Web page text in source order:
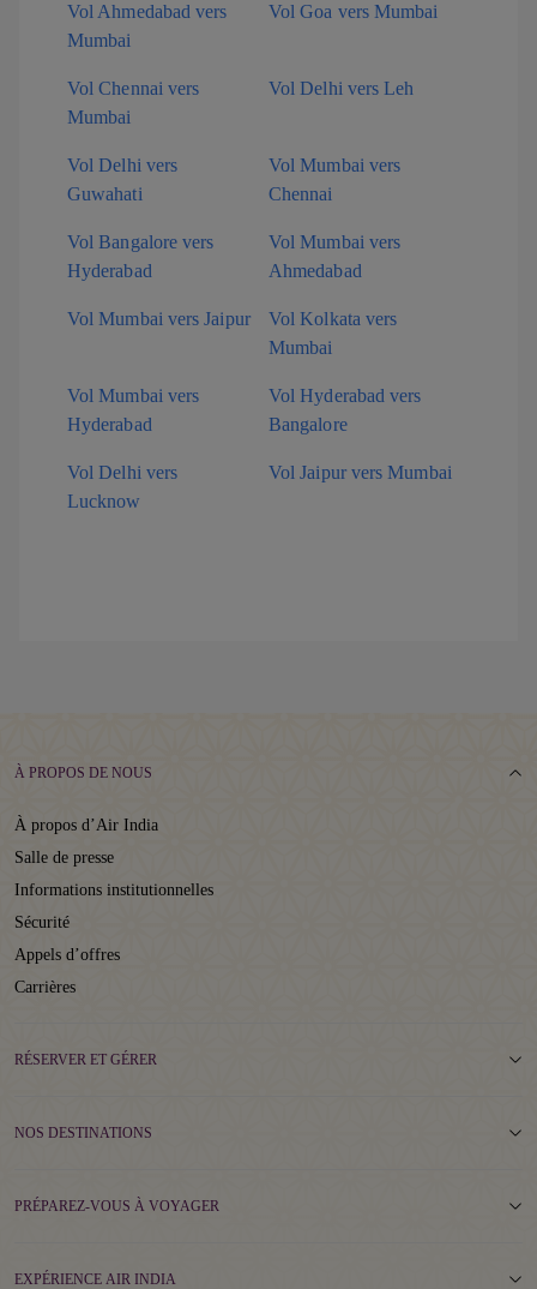
Vol Ahmedabad vers
Mumbai
Vol Goa vers Mumbai
Vol Chennai vers
Mumbai
Vol Delhi vers Leh
Vol Delhi vers
Guwahati
Vol Mumbai vers
Chennai
Vol Bangalore vers
Hyderabad
Vol Mumbai vers
Ahmedabad
Vol Mumbai vers Jaipur
Vol Kolkata vers
Mumbai
Vol Mumbai vers
Hyderabad
Vol Hyderabad vers
Bangalore
Vol Delhi vers
Lucknow
Vol Jaipur vers Mumbai
À PROPOS DE NOUS
À propos d’Air India
Salle de presse
Informations institutionnelles
Sécurité
Appels d’offres
Carrières
RÉSERVER ET GÉRER
NOS DESTINATIONS
PRÉPAREZ-VOUS À VOYAGER
EXPÉRIENCE AIR INDIA